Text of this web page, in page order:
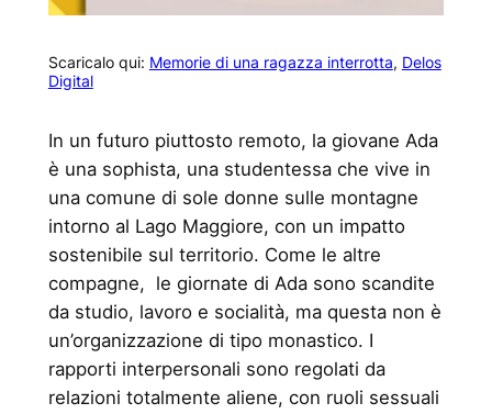
Scaricalo qui: Memorie di una ragazza interrotta, Delos
Digital
In un futuro piuttosto remoto, la giovane Ada
è una sophista, una studentessa che vive in
una comune di sole donne sulle montagne
intorno al Lago Maggiore, con un impatto
sostenibile sul territorio. Come le altre
compagne, le giornate di Ada sono scandite
da studio, lavoro e socialità, ma questa non è
un’organizzazione di tipo monastico. I
rapporti interpersonali sono regolati da
relazioni totalmente aliene, con ruoli sessuali